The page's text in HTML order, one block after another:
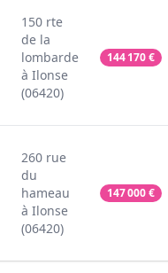
150 rte
de la
lombarde
à Ilonse
(06420)
144 170€
260 rue
du
hameau
à Ilonse
(06420)
147 000€